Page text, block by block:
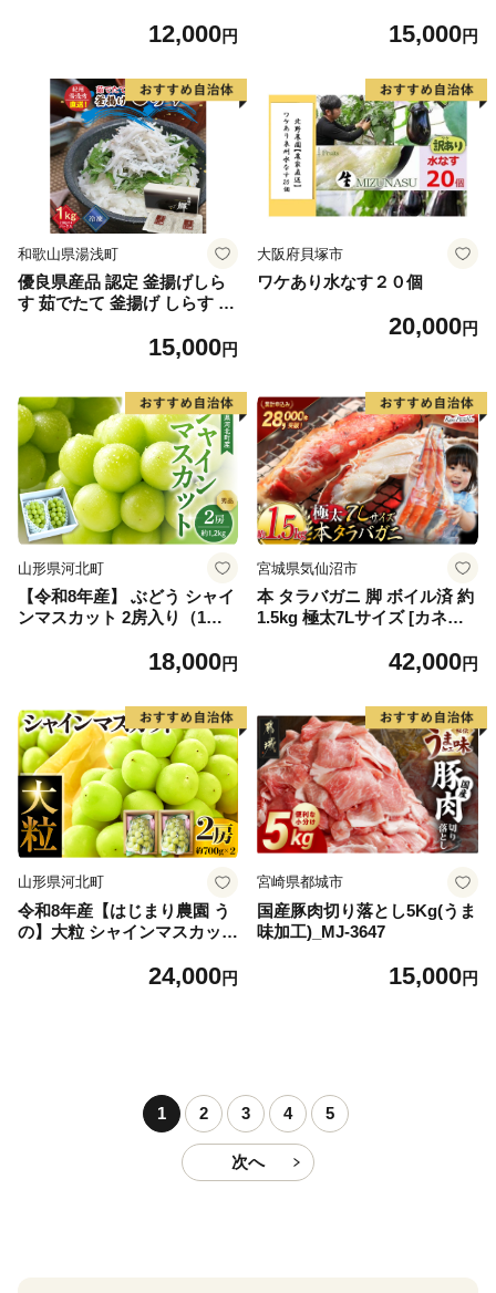
もの フルーツ おやつ 特産 熊
12,000円
ん フルーツ 柑橘 果物 果実
6098
15,000円
和歌山県湯浅町
優良県産品 認定 釜揚げしら
す 茹でたて 釜揚げ しらす 無
国産 海の幸 海鮮 魚介 紀州湯
無料_C6035n
15,000円
大阪府貝塚市
ワケあり水なす２０個
20,000円
山形県河北町
【令和8年産】 ぶどう シャイ
ンマスカット 2房入り（1房6
産【山形eLab】 ka074-023-r
18,000円
宮城県気仙沼市
本 タラバガニ 脚 ボイル済 約
1.5kg 極太7Lサイズ [カネダ
6] カニ かに 蟹 たらばがに た
42,000円
山形県河北町
令和8年産【はじまり農園 う
の】大粒 シャインマスカット
河北町産 【河北町観光物産協
24,000円
宮崎県都城市
国産豚肉切り落とし5Kg(うま
味加工)_MJ-3647
15,000円
1 2 3 4 5
次へ